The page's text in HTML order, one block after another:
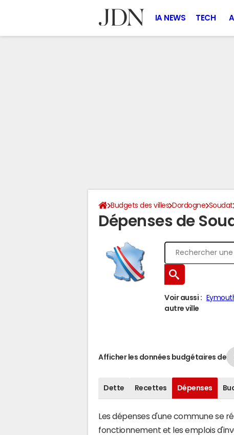
IA NEWS TECH
Budgets des villes Dordogne Soudat
Dépenses de
Voir aussi :
autre ville
Afficher les données budgétaires de
Dette Recettes Dépenses
Les dépenses d'une commune se
fonctionnement et les emplois